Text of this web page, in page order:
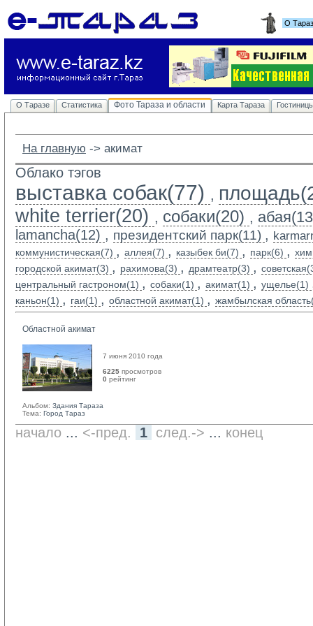
О
О Таразе Статистика Фото Тараза и области Карта Тараза
На главную -> акимат
Облако тэгов
выставка собак(77) ,
white terrier(20) , собаки(20) ,
lamancha(12) , президентский парк(11) ,
коммунистическая(7) , аллея(7) , казыбек би(7) , парк(6) ,
городской акимат(3) , рахимова(3) , драмтеатр(3) ,
центральный гастроном(1) , собаки(1) , акимат(1) , ущелье(1)
каньон(1) , гаи(1) , областной акимат(1) , жамбылская
Областной акимат
7 июня 2010 года
6225 просмотров
0 рейтинг
Альбом: Здания Тараза
Тема: Город Тараз
начало ... <-пред. 1 след.-> ... конец